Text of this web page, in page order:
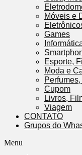
Móveis e
Games
Esporte,
Moda e
Cupom
Livros,
Viagem
CONTATO
Grupos do
Menu